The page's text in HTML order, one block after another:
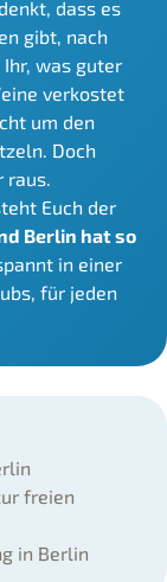
dass es
gibt, nach
was guter
verkostet
um den
Doch
raus.
Euch der
Berlin hat so
in einer
für jeden
freien
in Berlin